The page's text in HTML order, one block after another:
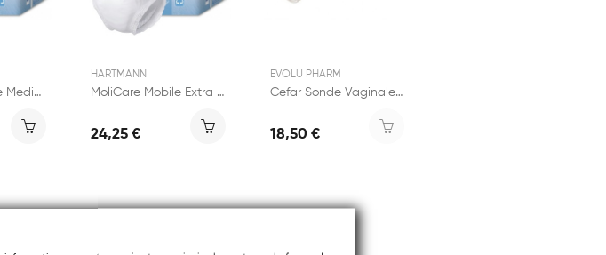
MoliCare Mobile Medium 14 culottes
HARTMANN
MoliCare Mobile Extra Large 14 culottes
24,25 €
EVOLU PHARM
Cefar Sonde Vaginale St-Cloud Plus
18,50 €